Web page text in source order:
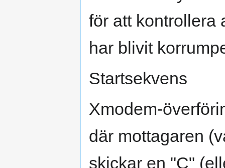
för att kontrollera
har blivit
Startsekvens
Xmodem-
där mottagaren
skickar en "C"